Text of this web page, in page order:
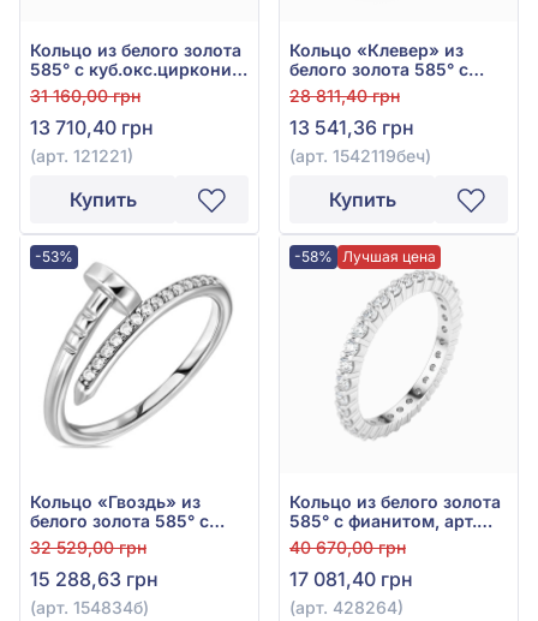
Кольцо из белого золота
585° с куб.окс.циркония,
арт. 121221
31 160,00 грн
13 710,40 грн
(арт. 121221)
Купить
Кольцо «Клевер» из
белого золота 585° с
чёрным фианитом и
эмалью, арт. 1542119беч
28 811,40 грн
13 541,36 грн
(арт. 1542119беч)
Купить
-53%
Кольцо «Гвоздь» из
белого золота 585° с
фианитом, арт. 154834б
32 529,00 грн
15 288,63 грн
(арт. 154834б)
-58% Лучшая цена
Кольцо из белого золота
585° с фианитом, арт.
428264
40 670,00 грн
17 081,40 грн
(арт. 428264)